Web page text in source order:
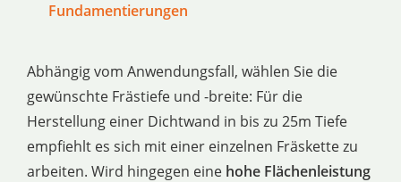
Fundamentierungen
Abhängig vom Anwendungsfall, wählen Sie die
gewünschte Frästiefe und -breite: Für die
Herstellung einer Dichtwand in bis zu 25m Tiefe
empfiehlt es sich mit einer einzelnen Fräskette zu
arbeiten. Wird hingegen eine hohe Flächenleistung